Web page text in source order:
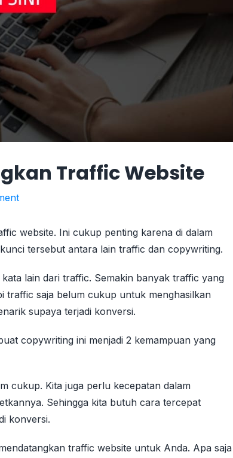
Traffic Website
website. Ini cukup penting karena di dalam
tersebut antara lain traffic dan copywriting.
lain dari traffic. Semakin banyak traffic yang
traffic saja belum cukup untuk menghasilkan
supaya terjadi konversi.
copywriting ini menjadi 2 kemampuan yang
cukup. Kita juga perlu kecepatan dalam
Sehingga kita butuh cara tercepat
konversi.
traffic website untuk Anda. Apa saja